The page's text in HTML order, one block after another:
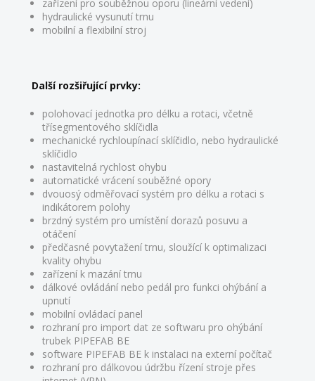
zařízení pro souběžnou oporu (lineární vedení)
hydraulické vysunutí trnu
mobilní a flexibilní stroj
Další rozšiřující prvky:
polohovací jednotka pro délku a rotaci, včetně
třísegmentového sklíčidla
mechanické rychloupínací sklíčidlo, nebo hydraulické
sklíčidlo
nastavitelná rychlost ohybu
automatické vrácení souběžné opory
dvouosý odměřovací systém pro délku a rotaci s
indikátorem polohy
brzdný systém pro umístění dorazů posuvu a
otáčení
předčasné povytažení trnu, sloužící k optimalizaci
kvality ohybu
zařízení k mazání trnu
dálkové ovládání nebo pedál pro funkci ohýbání a
upnutí
mobilní ovládací panel
rozhraní pro import dat ze softwaru pro ohýbání
trubek PIPEFAB BE
software PIPEFAB BE k instalaci na externí počítač
rozhraní pro dálkovou údržbu řízení stroje přes